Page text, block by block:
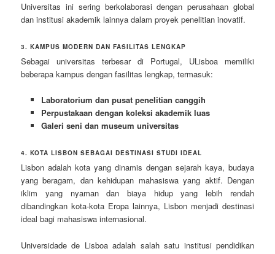
Universitas ini sering berkolaborasi dengan perusahaan global
dan institusi akademik lainnya dalam proyek penelitian inovatif.
3. KAMPUS MODERN DAN FASILITAS LENGKAP
Sebagai universitas terbesar di Portugal, ULisboa memiliki
beberapa kampus dengan fasilitas lengkap, termasuk:
Laboratorium dan pusat penelitian canggih
Perpustakaan dengan koleksi akademik luas
Galeri seni dan museum universitas
4. KOTA LISBON SEBAGAI DESTINASI STUDI IDEAL
Lisbon adalah kota yang dinamis dengan sejarah kaya, budaya
yang beragam, dan kehidupan mahasiswa yang aktif. Dengan
iklim yang nyaman dan biaya hidup yang lebih rendah
dibandingkan kota-kota Eropa lainnya, Lisbon menjadi destinasi
ideal bagi mahasiswa internasional.
Universidade de Lisboa adalah salah satu institusi pendidikan